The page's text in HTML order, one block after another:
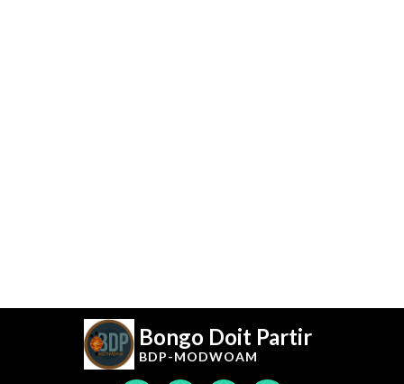
Bongo Doit Partir
BDP-MODWOAM